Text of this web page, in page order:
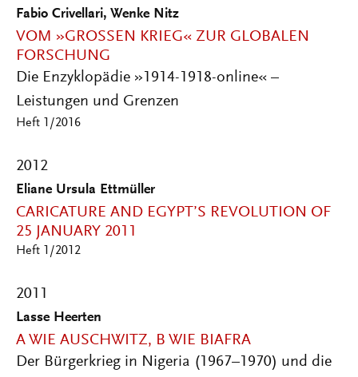
Fabio Crivellari, Wenke Nitz
VOM »GROSSEN KRIEG« ZUR GLOBALEN F
ORSCHUNG
Die Enzyklopädie »1914-1918-online« –
Leistungen und Grenzen
Heft 1/2016
2012
Eliane Ursula Ettmüller
CARICATURE AND EGYPT’S REVOLUTION OF
25 JANUARY 2011
Heft 1/2012
2011
Lasse Heerten
A WIE AUSCHWITZ, B WIE BIAFRA
Der Bürgerkrieg in Nigeria (1967–1970) und die